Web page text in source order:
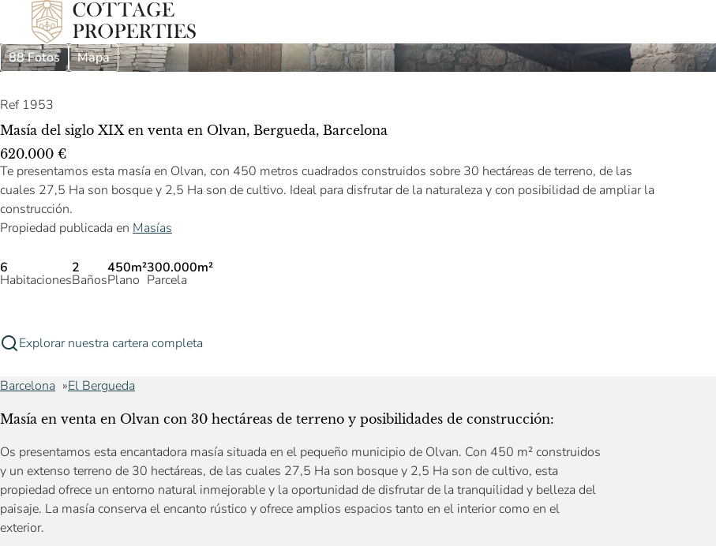
88 Fotos Mapa
Ref 1953
Masía del siglo XIX en venta en Olvan, Bergueda, Barcelona
620.000 €
Te presentamos esta masía en Olvan, con 450 metros cuadrados construidos sobre 30 hectáreas de terreno, de las
cuales 27,5 Ha son bosque y 2,5 Ha son de cultivo. Ideal para disfrutar de la naturaleza y con posibilidad de ampliar la
construcción.
Propiedad publicada en Masías
6
Habitaciones
2
Baños
450m²
Plano
300.000m²
Parcela
Explorar nuestra cartera completa
Barcelona El Bergueda
Masía en venta en Olvan con 30 hectáreas de terreno y posibilidades de construcción:
Os presentamos esta encantadora masía situada en el pequeño municipio de Olvan. Con 450 m² construidos
y un extenso terreno de 30 hectáreas, de las cuales 27,5 Ha son bosque y 2,5 Ha son de cultivo, esta
propiedad ofrece un entorno natural inmejorable y la oportunidad de disfrutar de la tranquilidad y belleza del
paisaje. La masía conserva el encanto rústico y ofrece amplios espacios tanto en el interior como en el
exterior.